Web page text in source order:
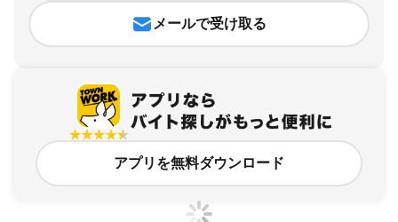
メールで受け取る
アプリを無料ダウンロード